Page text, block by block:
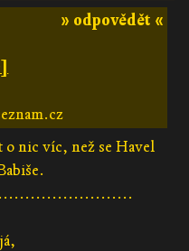
» odpovědět «
o nic víc, než se Havel